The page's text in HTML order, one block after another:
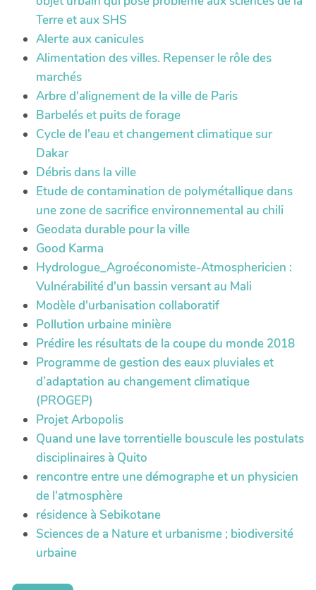
Terre et aux SHS
Alerte aux canicules
Alimentation des villes. Repenser le rôle des
marchés
Arbre d'alignement de la ville de Paris
Barbelés et puits de forage
Cycle de l'eau et changement climatique sur
Dakar
Débris dans la ville
Etude de contamination de polymétallique dans
une zone de sacrifice environnemental au chili
Geodata durable pour la ville
Good Karma
Hydrologue_Agroéconomiste-Atmosphericien :
Vulnérabilité d'un bassin versant au Mali
Modèle d'urbanisation collaboratif
Pollution urbaine minière
Prédire les résultats de la coupe du monde 2018
Programme de gestion des eaux pluviales et
d’adaptation au changement climatique
(PROGEP)
Projet Arbopolis
Quand une lave torrentielle bouscule les postulats
disciplinaires à Quito
rencontre entre une démographe et un physicien
de l'atmosphère
résidence à Sebikotane
Sciences de a Nature et urbanisme ; biodiversité
urbaine